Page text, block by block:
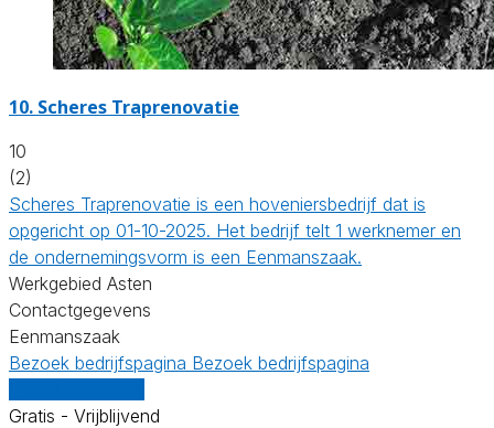
10. Scheres Traprenovatie
10
(2)
Scheres Traprenovatie is een hoveniersbedrijf dat is
opgericht op 01-10-2025. Het bedrijf telt 1 werknemer en
de ondernemingsvorm is een Eenmanszaak.
Werkgebied Asten
Contactgegevens
Eenmanszaak
Bezoek bedrijfspagina Bezoek bedrijfspagina
Gratis - Vrijblijvend